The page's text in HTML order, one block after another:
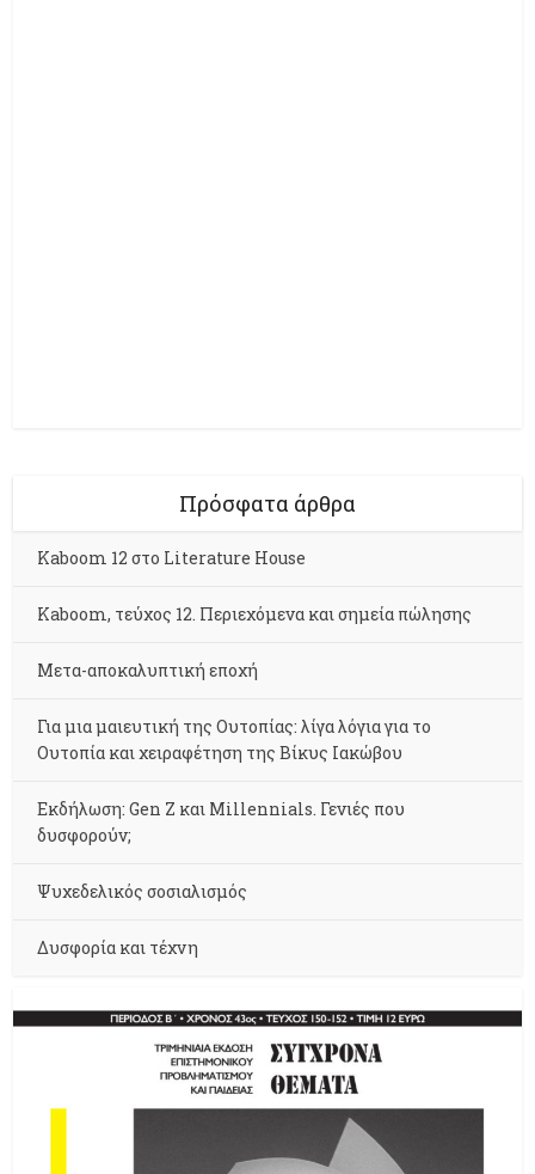
Πρόσφατα άρθρα
Kaboom 12 στο Literature House
Kaboom, τεύχος 12. Περιεχόμενα και σημεία πώλησης
Μετα-αποκαλυπτική εποχή
Για μια μαιευτική της Ουτοπίας: λίγα λόγια για το
Ουτοπία και χειραφέτηση της Βίκυς Ιακώβου
Εκδήλωση: Gen Z και Millennials. Γενιές που
δυσφορούν;
Ψυχεδελικός σοσιαλισμός
Δυσφορία και τέχνη